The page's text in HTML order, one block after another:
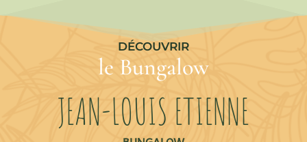
DÉCOUVRIR
le Bungalow
JEAN-LOUIS ETIENNE